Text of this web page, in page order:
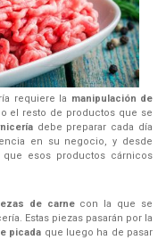
requiere la manipulación de
el resto de productos que se
debe preparar cada día
en su negocio, y desde
que esos productos cárnicos
de carnecon la que se
Estas piezas pasarán por la
picada que luego ha de pasar